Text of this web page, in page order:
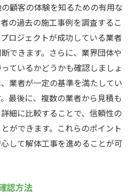
顧客の体験を知るための有用な
の過去の施工事例を調査するこ
ロジェクトが成功している業者
できます。さらに、業界団体や
ているかどうかも確認しましょ
業者が一定の基準を満たしてい
最後に、複数の業者から見積も
細に比較することで、信頼性の
ができます。これらのポイント
して解体工事を進めることが可
認方法